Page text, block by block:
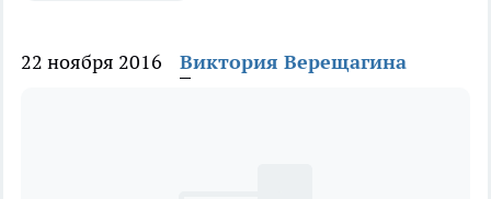
22 ноября 2016 Виктория Верещагина